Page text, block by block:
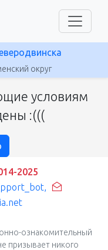
округ
условиям
:(((
2025
,
ознакомительный
призывает никого